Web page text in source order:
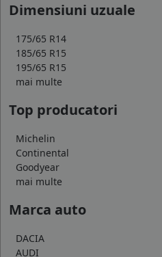
Dimensiuni uzuale
175/65 R14
185/65 R15
195/65 R15
mai multe
Top producatori
Michelin
Continental
Goodyear
mai multe
Marca auto
DACIA
AUDI